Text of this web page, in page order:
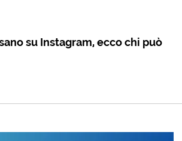
su Instagram, ecco chi può